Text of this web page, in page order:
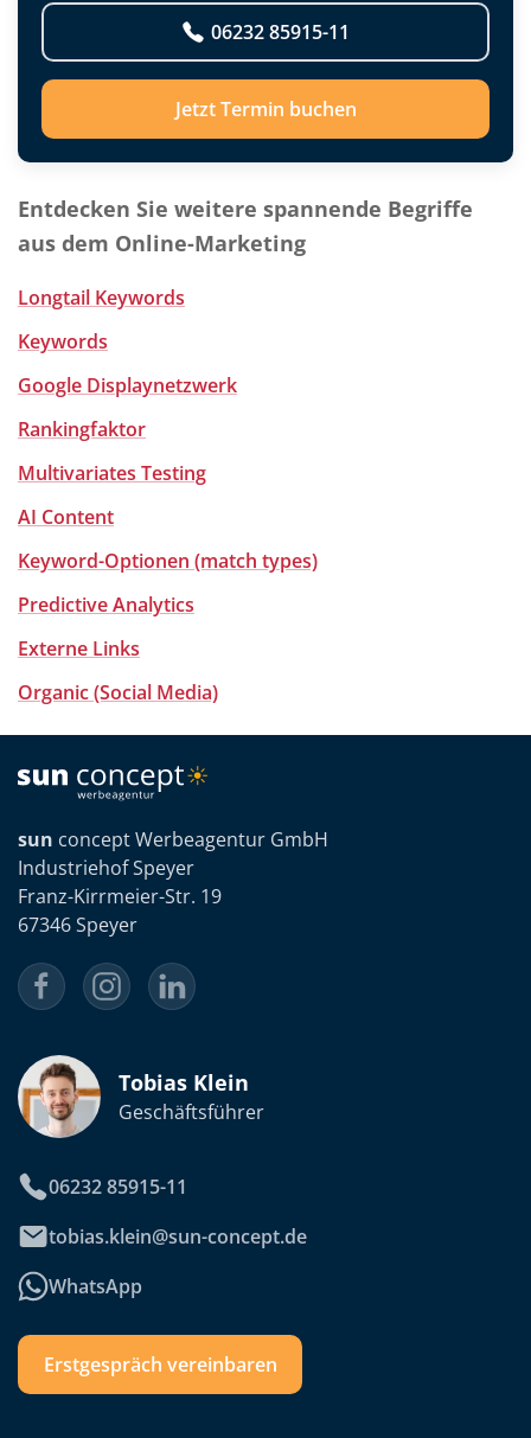
06232 85915-11
Jetzt Termin buchen
Entdecken Sie weitere spannende Begriffe
aus dem Online-Marketing
Longtail Keywords
Keywords
Google Displaynetzwerk
Rankingfaktor
Multivariates Testing
AI Content
Keyword-Optionen (match types)
Predictive Analytics
Externe Links
Organic (Social Media)
sun concept Werbeagentur GmbH
Industriehof Speyer
Franz-Kirrmeier-Str. 19
67346 Speyer
Tobias Klein
Geschäftsführer
06232 85915-11
tobias.klein@sun-concept.de
WhatsApp
Erstgespräch vereinbaren